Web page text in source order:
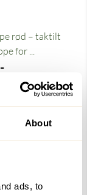
About
ads, to
rød – taktilt
for ...
Kjøp